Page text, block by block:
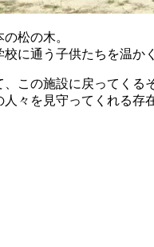
松の木。
に通う子供たちを温か
この施設に戻ってくる
々を見守ってくれる存